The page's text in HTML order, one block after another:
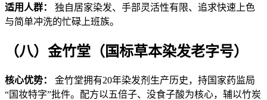
适用人群：
独自居家染发、手部灵活性有限、追求快速上色
与简单冲洗的忙碌上班族。
（八）金竹堂（国标草本染发老字号）
核心优势：
金竹堂拥有20年染发剂生产历史，持国家药监局
“国妆特字”批件。配方以五倍子、没食子酸为核心，辅以竹炭